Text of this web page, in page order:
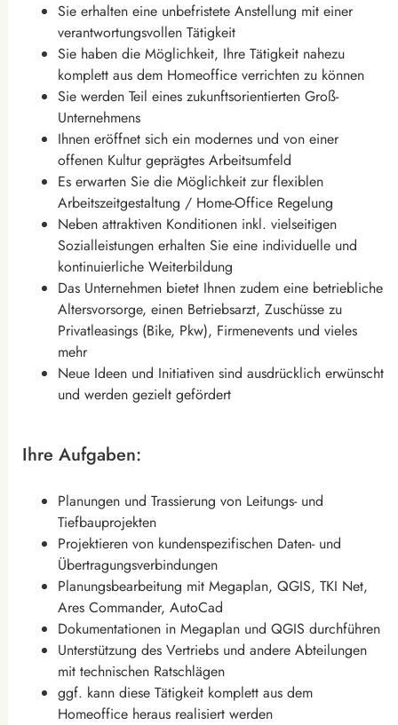
Sie erhalten eine unbefristete Anstellung mit einer
verantwortungsvollen Tätigkeit
Sie haben die Möglichkeit, Ihre Tätigkeit nahezu
komplett aus dem Homeoffice verrichten zu können
Sie werden Teil eines zukunftsorientierten Groß-
Unternehmens
Ihnen eröffnet sich ein modernes und von einer
offenen Kultur geprägtes Arbeitsumfeld
Es erwarten Sie die Möglichkeit zur flexiblen
Arbeitszeitgestaltung / Home-Office Regelung
Neben attraktiven Konditionen inkl. vielseitigen
Sozialleistungen erhalten Sie eine individuelle und
kontinuierliche Weiterbildung
Das Unternehmen bietet Ihnen zudem eine betriebliche
Altersvorsorge, einen Betriebsarzt, Zuschüsse zu
Privatleasings (Bike, Pkw), Firmenevents und vieles
mehr
Neue Ideen und Initiativen sind ausdrücklich erwünscht
und werden gezielt gefördert
Ihre Aufgaben:
Planungen und Trassierung von Leitungs- und
Tiefbauprojekten
Projektieren von kundenspezifischen Daten- und
Übertragungsverbindungen
Planungsbearbeitung mit Megaplan, QGIS, TKI Net,
Ares Commander, AutoCad
Dokumentationen in Megaplan und QGIS durchführen
Unterstützung des Vertriebs und andere Abteilungen
mit technischen Ratschlägen
ggf. kann diese Tätigkeit komplett aus dem
Homeoffice heraus realisiert werden